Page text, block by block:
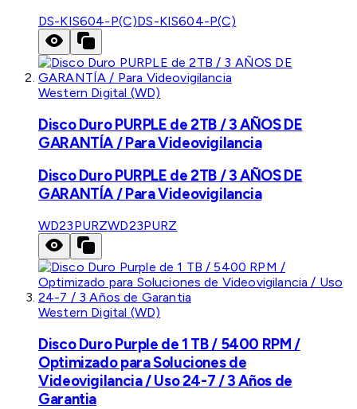
DS-KIS604-P(C)DS-KIS604-P(C)
Western Digital (WD)
Disco Duro PURPLE de 2TB / 3 AÑOS DE
GARANTÍA / Para Videovigilancia
Disco Duro PURPLE de 2TB / 3 AÑOS DE
GARANTÍA / Para Videovigilancia
WD23PURZWD23PURZ
Western Digital (WD)
Disco Duro Purple de 1 TB / 5400 RPM /
Optimizado para Soluciones de
Videovigilancia / Uso 24-7 / 3 Años de
Garantia